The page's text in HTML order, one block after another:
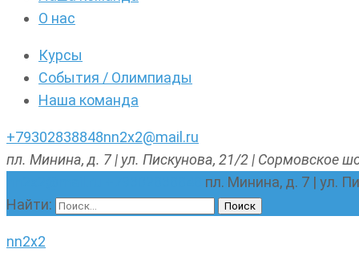
О нас
Курсы
События / Олимпиады
Наша команда
+79302838848nn2x2@mail.ru
пл. Минина, д. 7 | ул. Пискунова, 21/2 | Сормовское
пл. Минина, д. 7 | ул.
Найти:
nn2x2